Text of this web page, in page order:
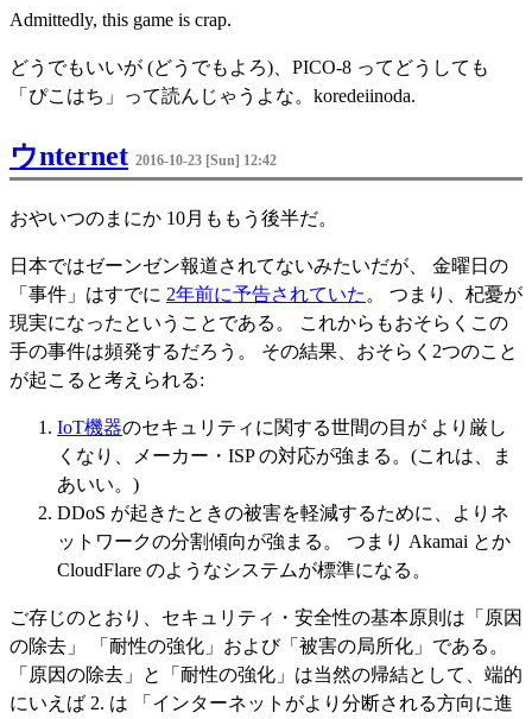
Admittedly, this game is crap.
どうでもいいが (どうでもよろ)、PICO-8 ってどうしても
「ぴこはち」って読んじゃうよな。koredeiinoda.
ウnternet 2016-10-23 [Sun] 12:42
おやいつのまにか 10月ももう後半だ。
日本ではゼーンゼン報道されてないみたいだが、 金曜日の
「事件」はすでに 2年前に予告されていた 。 つまり、杞憂が
現実になったということである。 これからもおそらくこの
手の事件は頻発するだろう。 その結果、おそらく2つのこと
が起こると考えられる:
IoT機器のセキュリティに関する世間の目が より厳し
くなり、メーカー・ISP の対応が強まる。(これは、ま
あいい。)
DDoS が起きたときの被害を軽減するために、よりネ
ットワークの分割傾向が強まる。 つまり Akamai とか
CloudFlare のようなシステムが標準になる。
ご存じのとおり、セキュリティ・安全性の基本原則は「原因
の除去」 「耐性の強化」および「被害の局所化」である。
「原因の除去」と「耐性の強化」は当然の帰結として、端的
にいえば 2. は 「インターネットがより分断される方向に進